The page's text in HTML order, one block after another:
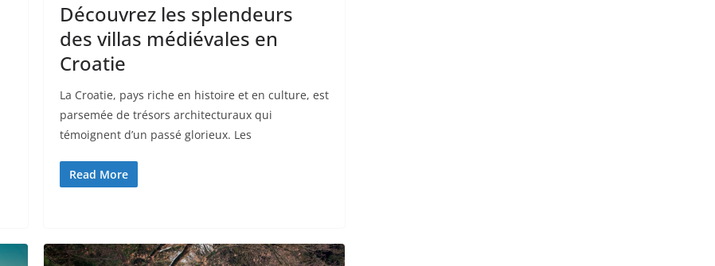
Découvrez les splendeurs
des villas médiévales en
Croatie
La Croatie, pays riche en histoire et en culture, est
parsemée de trésors architecturaux qui
témoignent d’un passé glorieux. Les
Read More